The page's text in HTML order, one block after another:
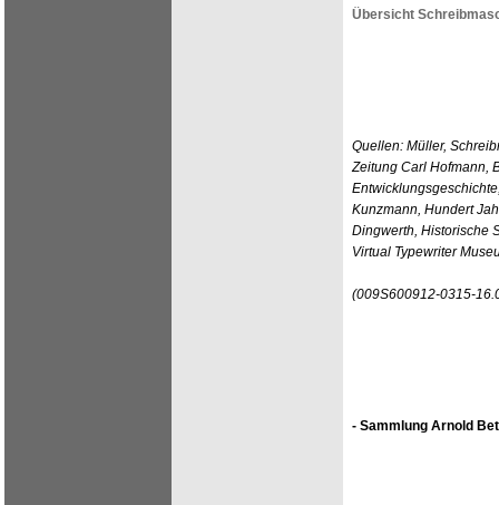
Übersicht
Quellen: Müller,
Zeitung Carl Hofmann,
Kunzmann, Hundert
Dingwerth, Historische
Virtual Typewriter
(009S600912-0315-
- Sammlung Arnold